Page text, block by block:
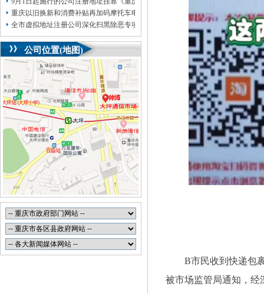
重庆以旧换新和消费补贴再加码摩托车电动自行车首次被纳入，重庆无地址注册
全市虚拟地址注册公司深化扫黑除恶专项斗争部署会议召开
公司位置(地图)
B市民收到快递包
被市场监管局通知，经